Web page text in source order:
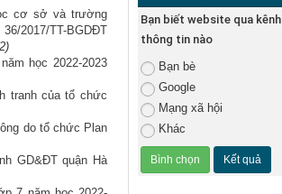
cơ sở và trường
2017/TT-BGDĐT
học 2022-2023
tranh của tổ chức
do tổ chức Plan
GD&ĐT quận Hà
Bạn biết website qua kênh
thông tin nào
Bạn bè
Google
Mạng xã hội
Khác